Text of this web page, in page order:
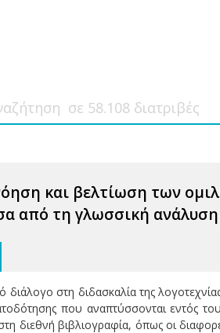
και βελτίωση των
από τη γλωσσική
στη διδασκαλία της
που αναπτύσσονται εντός
διεθνή βιβλιογραφία, όπως οι